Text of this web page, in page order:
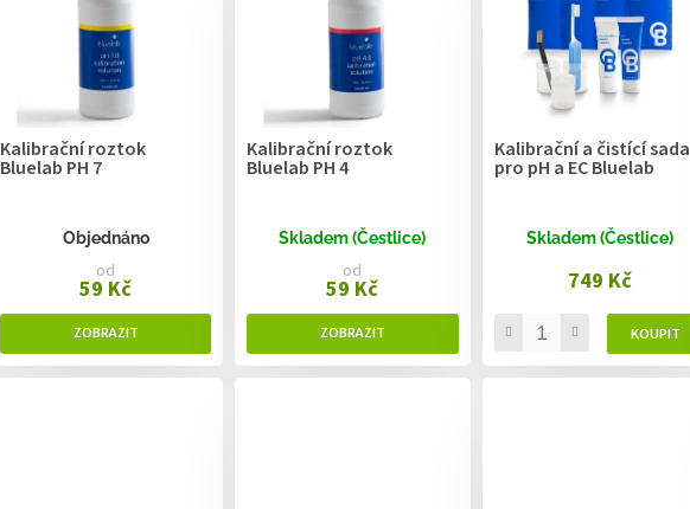
Kalibrační roztok
Bluelab PH 7
Objednáno
od
59 Kč
Kalibrační roztok
Bluelab PH 4
Skladem (Čestlice)
od
59 Kč
Kalibrační a čistící sada
pro pH a EC Bluelab
Skladem (Čestlice)
749 Kč